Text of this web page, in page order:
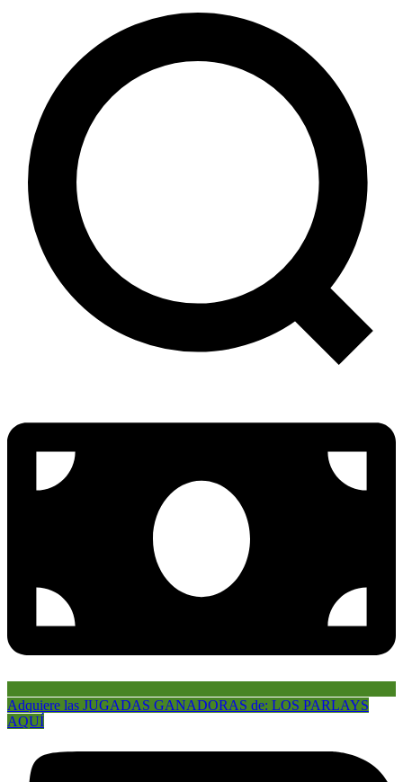
Adquiere las JUGADAS GANADORAS de: LOS PARLAYS
AQUÍ